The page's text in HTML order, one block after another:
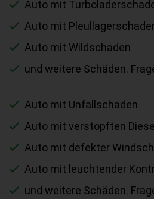
Auto mit
Auto mit
Auto mit Wildschaden
und weitere Schäden.
Auto mit Unfallschaden
Auto mit verstopften
Auto mit defekter
Auto mit leuchtender
und weitere Schäden.